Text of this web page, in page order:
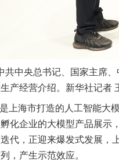
共中央总书记、国家主席
产经营介绍。新华社记者
上海市打造的人工智能大
化企业的大模型产品展示
代，正迎来爆发式发展，
，产生示范效应。